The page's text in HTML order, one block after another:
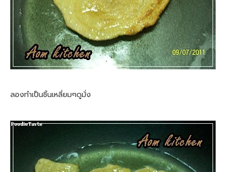
ลองทำเป็นชิ้นเหลี่ยมๆดูมั่ง